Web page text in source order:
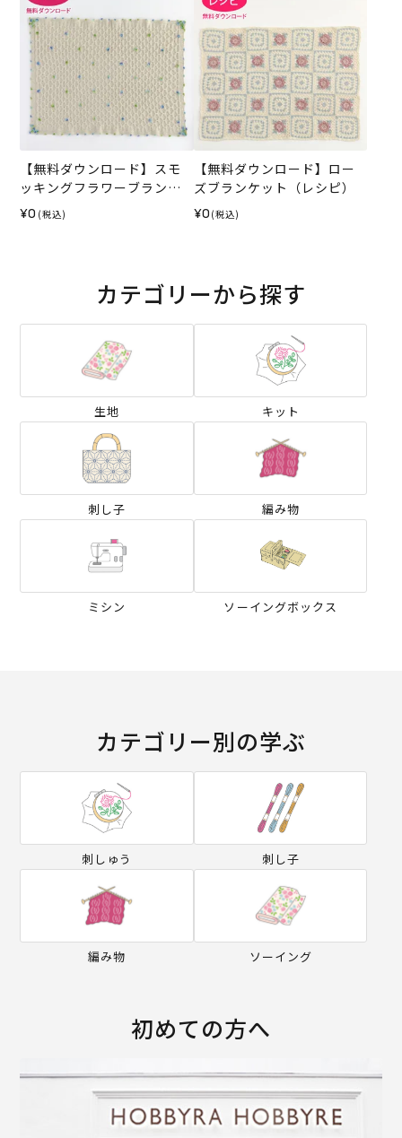
【無料ダウンロード】スモ
ッキングフラワーブランケ
ット（レシピ）
¥0 (税込)
【無料ダウンロード】ロー
ズブランケット（レシピ）
¥0 (税込)
カテゴリーから探す
生地 キット
刺し子 編み物
ミシン ソーイングボックス
カテゴリー別の学ぶ
刺しゅう 刺し子
編み物 ソーイング
初めての方へ